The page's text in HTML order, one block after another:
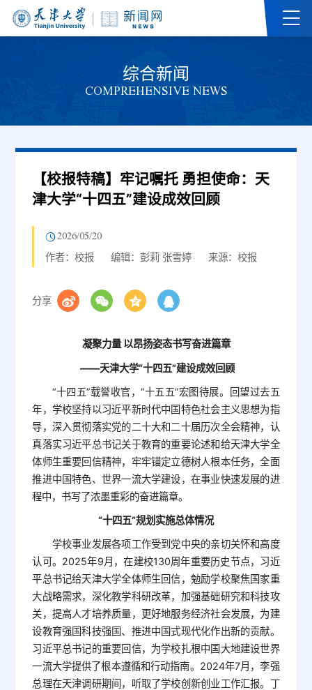
综合新闻
COMPREHENSIVE NEWS
【校报特稿】牢记嘱托 勇担使命：天
津大学“十四五”建设成效回顾
2026/05/20
作者：校报 编辑：彭莉 张雪婷 来源：校报
分享
凝聚力量 以昂扬姿态书写奋进篇章
——天津大学“十四五”建设成效回顾
“十四五”载誉收官，“十五五”宏图待展。回望过去五
年，学校坚持以习近平新时代中国特色社会主义思想为指
导，深入贯彻落实党的二十大和二十届历次全会精神，认
真落实习近平总书记关于教育的重要论述和给天津大学全
体师生重要回信精神，牢牢锚定立德树人根本任务，全面
推进中国特色、世界一流大学建设，在事业快速发展的进
程中，书写了浓墨重彩的奋进篇章。
“十四五”规划实施总体情况
学校事业发展各项工作受到党中央的亲切关怀和高度
认可。2025年9月，在建校130周年重要历史节点，习近
平总书记给天津大学全体师生回信，勉励学校聚焦国家重
大战略需求，深化教学科研改革，加强基础研究和科技攻
关，提高人才培养质量，更好地服务经济社会发展，为建
设教育强国科技强国、推进中国式现代化作出新的贡献。
习近平总书记的重要回信，为学校扎根中国大地建设世界
一流大学提供了根本遵循和行动指南。2024年7月，李强
总理在天津调研期间，听取了学校创新创业工作汇报。丁